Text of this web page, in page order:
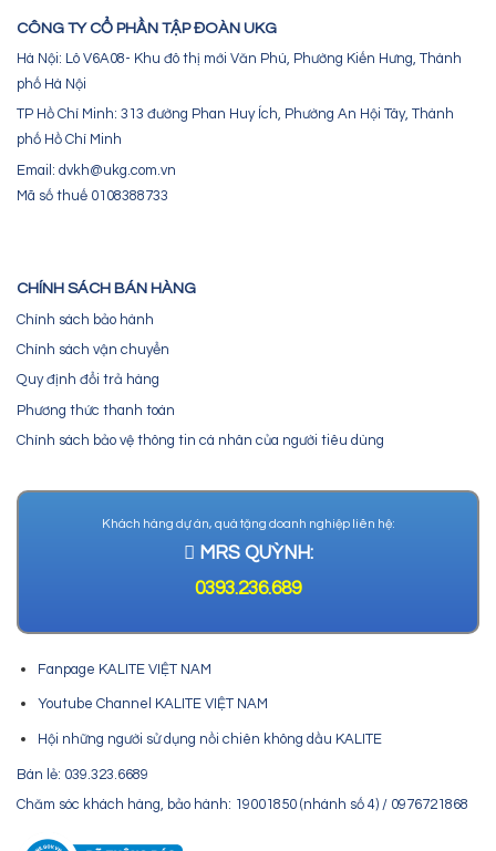
CÔNG TY CỔ PHẦN TẬP ĐOÀN UKG
Hà Nội: Lô V6A08- Khu đô thị mới Văn Phú, Phường Kiến Hưng, Thành
phố Hà Nội
TP Hồ Chí Minh: 313 đường Phan Huy Ích, Phường An Hội Tây, Thành
phố Hồ Chí Minh
Email: dvkh@ukg.com.vn
Mã số thuế 0108388733
CHÍNH SÁCH BÁN HÀNG
Chính sách bảo hành
Chính sách vận chuyển
Quy định đổi trả hàng
Phương thức thanh toán
Chính sách bảo vệ thông tin cá nhân của người tiêu dùng
Khách hàng dự án, quà tặng doanh nghiệp liên hệ:
MRS QUỲNH:
0393.236.689
Fanpage KALITE VIỆT NAM
Youtube Channel KALITE VIỆT NAM
Hội những người sử dụng nồi chiên không dầu KALITE
Bán lẻ: 039.323.6689
Chăm sóc khách hàng, bảo hành: 19001850 (nhánh số 4) / 0976721868